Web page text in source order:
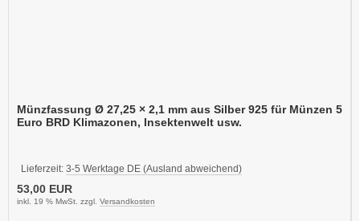
Münzfassung Ø 27,25 × 2,1 mm aus Silber 925 für Münzen 5
Euro BRD Klimazonen, Insektenwelt usw.
Lieferzeit: 3-5 Werktage DE (Ausland abweichend)
53,00 EUR
inkl. 19 % MwSt. zzgl. Versandkosten